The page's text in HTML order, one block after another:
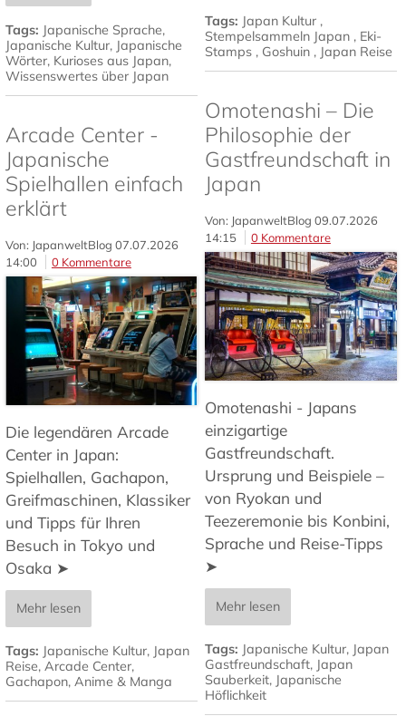
Tags: Japanische Sprache,
Japanische Kultur, Japanische
Wörter, Kurioses aus Japan,
Wissenswertes über Japan
Tags: Japan Kultur ,
Stempelsammeln Japan , Eki-
Stamps , Goshuin , Japan Reise
Omotenashi – Die
Philosophie der
Gastfreundschaft in
Japan
Von: JapanweltBlog 09.07.2026
14:15
0 Kommentare
Omotenashi - Japans
einzigartige
Gastfreundschaft.
Ursprung und Beispiele –
von Ryokan und
Teezeremonie bis Konbini,
Sprache und Reise-Tipps
➤
Mehr lesen
Tags: Japanische Kultur, Japan
Gastfreundschaft, Japan
Sauberkeit, Japanische
Höflichkeit
Arcade Center -
Japanische
Spielhallen einfach
erklärt
Von: JapanweltBlog 07.07.2026
14:00
0 Kommentare
Die legendären Arcade
Center in Japan:
Spielhallen, Gachapon,
Greifmaschinen, Klassiker
und Tipps für Ihren
Besuch in Tokyo und
Osaka ➤
Mehr lesen
Tags: Japanische Kultur, Japan
Reise, Arcade Center,
Gachapon, Anime & Manga